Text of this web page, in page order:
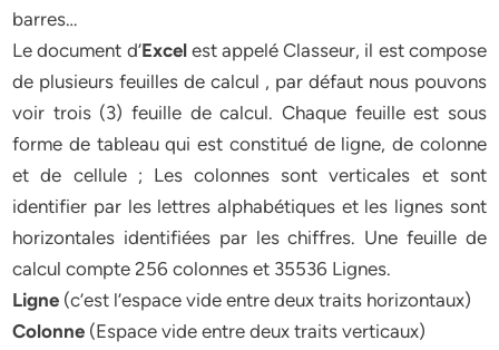
barres…
Le document d’Excelest appelé Classeur, il est compose
de plusieurs feuilles de calcul , par défaut nous pouvons
voir trois (3) feuille de calcul. Chaque feuille est sous
forme de tableau qui est constitué de ligne, de colonne
et de cellule ; Les colonnes sont verticales et sont
identifier par les lettres alphabétiques et les lignes sont
horizontales identifiées par les chiffres. Une feuille de
calcul compte 256 colonnes et 35536 Lignes.
Ligne (c’est l’espace vide entre deux traits horizontaux)
Colonne (Espace vide entre deux traits verticaux)